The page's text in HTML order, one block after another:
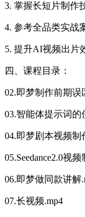
3. 掌握长短片制作
4. 参考全品类实战
5. 提升AI视频出片
四、课程目录：
02.即梦制作前期误
03.智能体提示词的
04.即梦剧本视频制
05.Seedance2.0视
06.即梦做同款讲解
07.长视频.mp4